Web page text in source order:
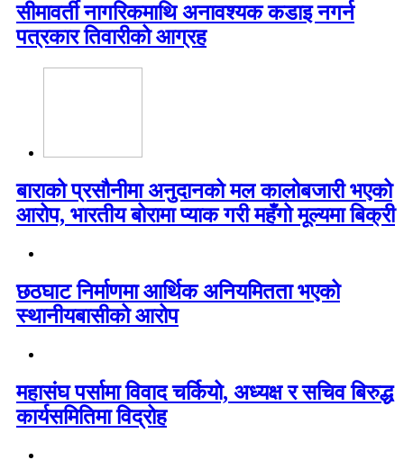
सीमावर्ती नागरिकमाथि अनावश्यक कडाइ नगर्न
पत्रकार तिवारीको आग्रह
बाराको प्रसौनीमा अनुदानको मल कालोबजारी भएको
आरोप, भारतीय बोरामा प्याक गरी महँगो मूल्यमा बिक्री
छठघाट निर्माणमा आर्थिक अनियमितता भएको
स्थानीयबासीको आरोप
महासंघ पर्सामा विवाद चर्कियो, अध्यक्ष र सचिव बिरुद्ध
कार्यसमितिमा विद्रोह